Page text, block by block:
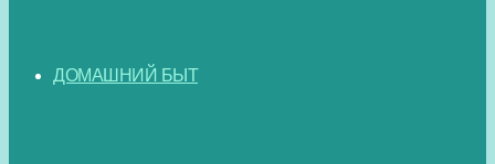
ДОМАШНИЙ БЫТ